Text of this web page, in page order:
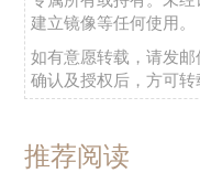
建立镜像等任何使用。
如有意愿转载，请发邮
确认及授权后，方可转
推荐阅读